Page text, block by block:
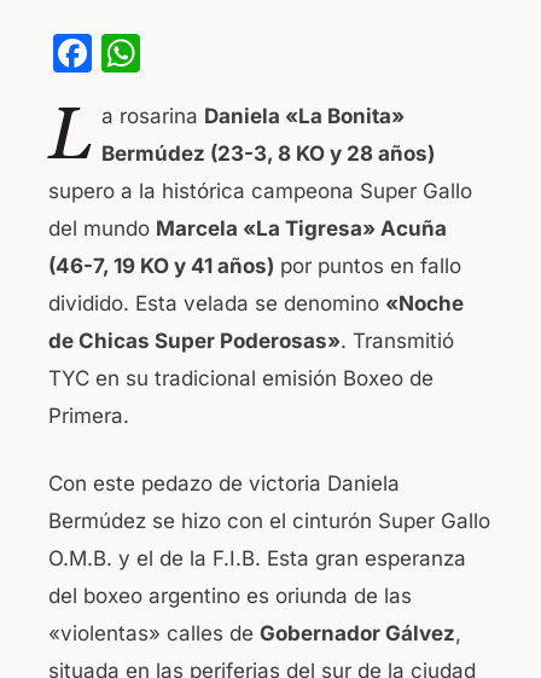
F
c
e
b
o
o
k
at
s
A
p
p
L a rosarina Daniela «La Bonita»
Bermúdez (23-3, 8 KO y 28 años)
supero a la histórica campeona Super Gallo
del mundo Marcela «La Tigresa» Acuña
(46-7, 19 KO y 41 años) por puntos en fallo
dividido. Esta velada se denomino «Noche
de Chicas Super Poderosas». Transmitió
TYC en su tradicional emisión Boxeo de
Primera.
Con este pedazo de victoria Daniela
Bermúdez se hizo con el cinturón Super Gallo
O.M.B. y el de la F.I.B. Esta gran esperanza
del boxeo argentino es oriunda de las
«violentas» calles de Gobernador Gálvez,
situada en las periferias del sur de la ciudad